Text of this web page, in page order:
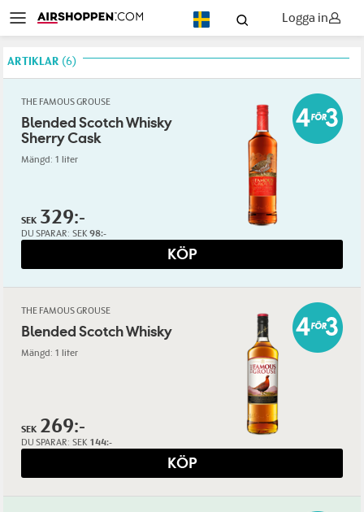
Logga in
6
ARTIKLAR
THE FAMOUS GROUSE
Blended Scotch Whisky
Sherry Cask
Mängd: 1 liter
SEK 329:-
DU SPARAR: SEK 98:-
KÖP
THE FAMOUS GROUSE
Blended Scotch Whisky
Mängd: 1 liter
SEK 269:-
DU SPARAR: SEK 144:-
KÖP